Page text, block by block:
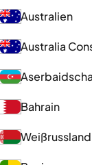
Australien
Australia
Bahrain
Weißrussland